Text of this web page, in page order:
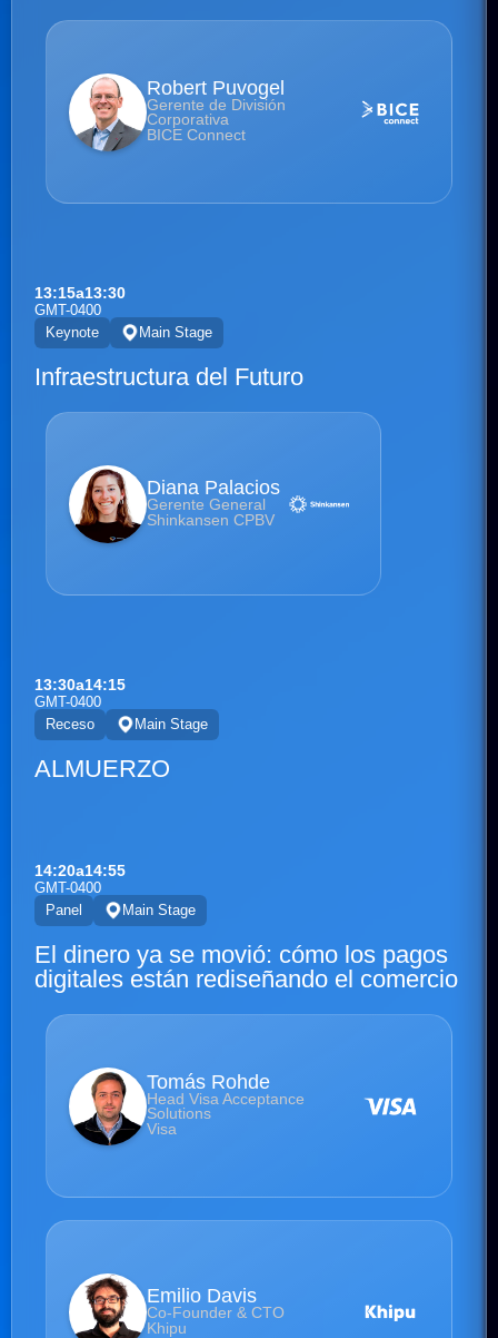
Robert Puvogel
Gerente de División
Corporativa
BICE Connect
13:15a13:30
GMT-0400
Keynote
Main Stage
Infraestructura del Futuro
Diana Palacios
Gerente General
Shinkansen CPBV
13:30a14:15
GMT-0400
Receso
Main Stage
ALMUERZO
14:20a14:55
GMT-0400
Panel
Main Stage
El dinero ya se movió: cómo los pagos
digitales están rediseñando el comercio
Tomás Rohde
Head Visa Acceptance
Solutions
Visa
Emilio Davis
Co-Founder & CTO
Khipu